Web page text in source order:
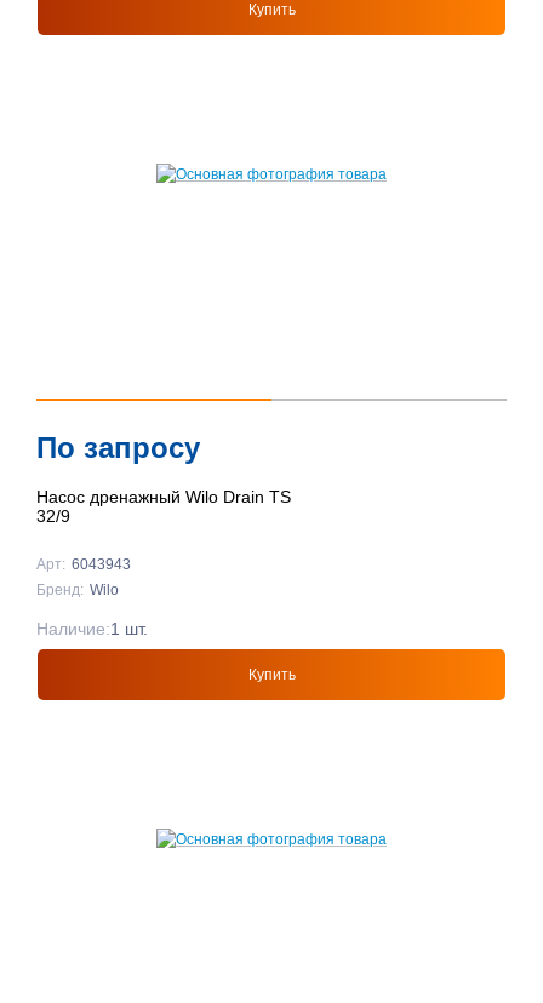
Купить
По запросу
Насос дренажный Wilo Drain TS
32/9
Арт: 6043943
Бренд: Wilo
Купить
Наличие:1 шт.